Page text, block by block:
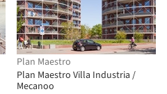
Plan Maestro
Plan Maestro Villa Industria /
Mecanoo